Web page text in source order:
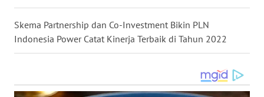
Skema Partnership dan Co-Investment Bikin PLN
Indonesia Power Catat Kinerja Terbaik di Tahun 2022
WN